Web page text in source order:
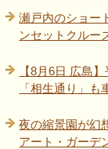
瀬戸内のショー
ンセットクルー
【8月6日 広島
「相生通り」も
夜の縮景園が幻
アート・ガーデ